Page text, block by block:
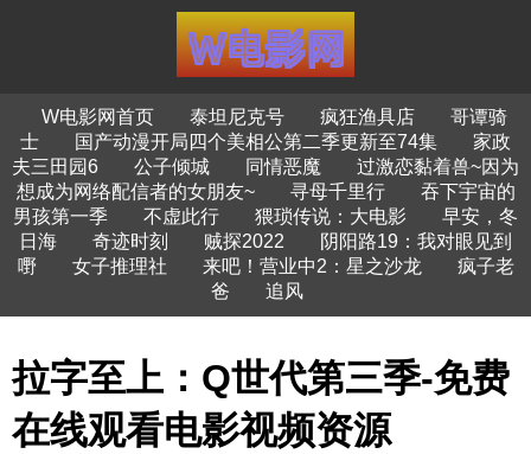
W电影网首页 泰坦尼克号 疯狂渔具店
哥谭骑
士
国产动漫开局四个美相公第二季更新至74集
家政
夫三田园6
公子倾城 同情恶魔
过激恋黏着兽~因为
想成为网络配信者的女朋友~
寻母千里行
吞下宇宙的
男孩第一季
不虚此行 猥琐传说：大电影
早安，冬
日海
奇迹时刻 贼探2022
阴阳路19：我对眼见到
嘢
女子推理社 来吧！营业中2：星之沙龙
疯子老
爸
追风
拉字至上：Q世代第三季-免费
在线观看电影视频资源